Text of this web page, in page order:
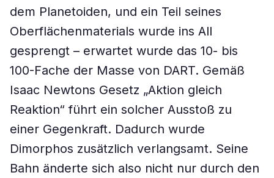
dem Planetoiden, und ein Teil seines
Oberflächenmaterials wurde ins All
gesprengt – erwartet wurde das 10- bis
100-Fache der Masse von DART. Gemäß
Isaac Newtons Gesetz „Aktion gleich
Reaktion“ führt ein solcher Ausstoß zu
einer Gegenkraft. Dadurch wurde
Dimorphos zusätzlich verlangsamt. Seine
Bahn änderte sich also nicht nur durch den